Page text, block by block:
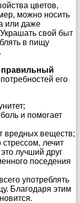
цветов,
можно носить
или даже
свой быт
в пищу
правильный
его
и помогает
вредных веществ;
лечит
лучший друг
поседения
употреблять
Благодаря этим